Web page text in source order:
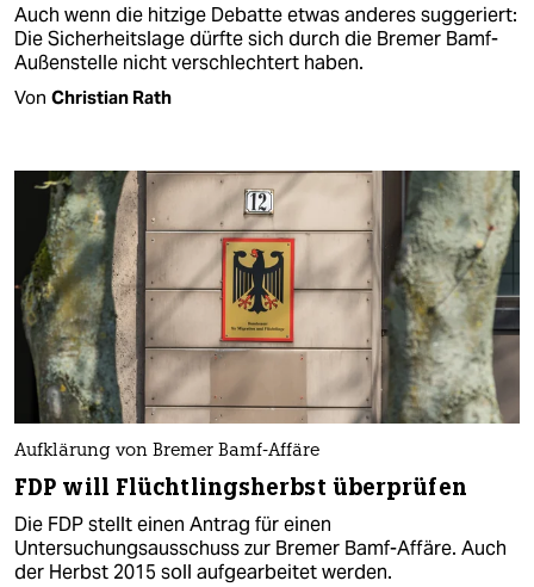
Auch wenn die hitzige Debatte etwas anderes suggeriert:
Die Sicherheitslage dürfte sich durch die Bremer Bamf-
Außenstelle nicht verschlechtert haben.
Von Christian Rath
Aufklärung von Bremer Bamf-Affäre
FDP will Flüchtlingsherbst überprüfen
Die FDP stellt einen Antrag für einen
Untersuchungsausschuss zur Bremer Bamf-Affäre. Auch
der Herbst 2015 soll aufgearbeitet werden.